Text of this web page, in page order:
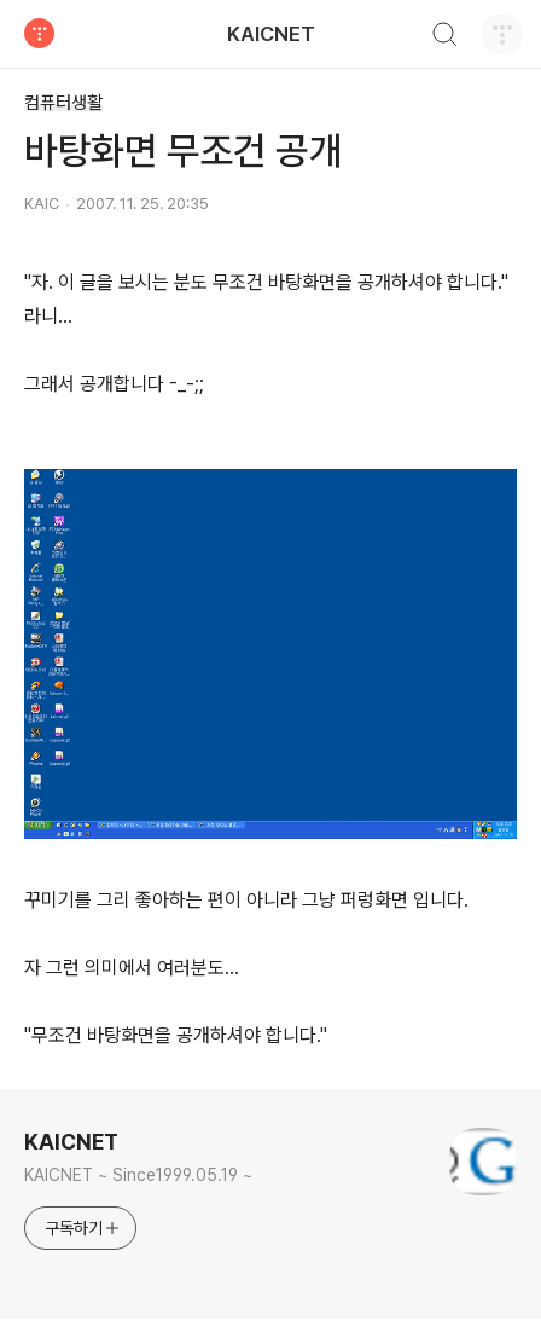
KAICNET
컴퓨터생활
바탕화면 무조건 공개
KAIC 2007. 11. 25. 20:35
"자. 이 글을 보시는 분도 무조건 바탕화면을 공개하셔야 합니다."
라니...
그래서 공개합니다 -_-;;
꾸미기를 그리 좋아하는 편이 아니라 그냥 퍼렁화면 입니다.
자 그런 의미에서 여러분도...
"무조건 바탕화면을 공개하셔야 합니다."
KAICNET
KAICNET ~ Since1999.05.19 ~
구독하기